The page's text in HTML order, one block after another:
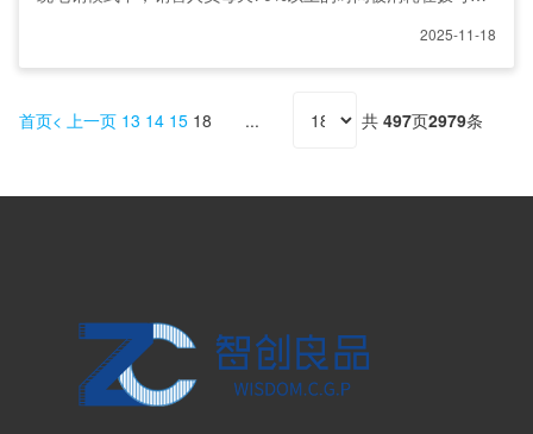
2025-11-18
首页 上一页 13 14 15 18 共 497页2979条